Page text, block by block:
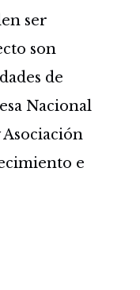
ser
son
de
Nacional
Asociación
e